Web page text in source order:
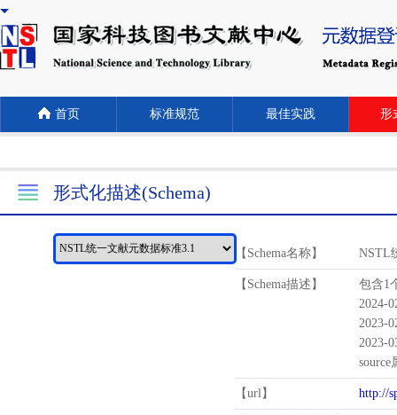
首页 标准规范 最佳实践 形
形式化描述(Schema)
【Schema名称】 NSTL
【Schema描述】
包含1
2024-
2023-
2023-
source
【url】 http://